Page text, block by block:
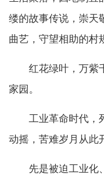
缕的故事传说，崇天
曲艺，守望相助的村
红花绿叶，万紫
家园。
工业革命时代，
动摇，苦难岁月从此
先是被迫工业化